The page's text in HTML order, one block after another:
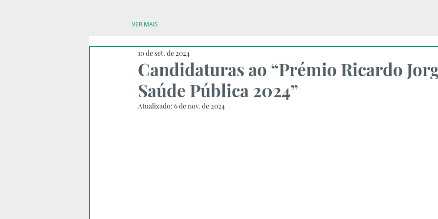
VER MAIS
Candidaturas ao “Prémio Ricardo
Saúde Pública 2024”
10 de set. de 2024
Atualizado: 6 de nov. de 2024